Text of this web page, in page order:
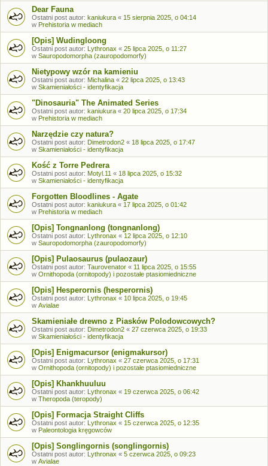
Dear Fauna
Ostatni post autor: kaniukura « 15 sierpnia 2025, o 04:14
w Prehistoria w mediach
[Opis] Wudingloong
Ostatni post autor: Lythronax « 25 lipca 2025, o 11:27
w Sauropodomorpha (zauropodomorfy)
Nietypowy wzór na kamieniu
Ostatni post autor: Michalina « 22 lipca 2025, o 13:43
w Skamieniałości - identyfikacja
"Dinosauria" The Animated Series
Ostatni post autor: kaniukura « 20 lipca 2025, o 17:34
w Prehistoria w mediach
Narzędzie czy natura?
Ostatni post autor: Dimetrodon2 « 18 lipca 2025, o 17:47
w Skamieniałości - identyfikacja
Kość z Torre Pedrera
Ostatni post autor: Motyl.11 « 18 lipca 2025, o 15:32
w Skamieniałości - identyfikacja
Forgotten Bloodlines - Agate
Ostatni post autor: kaniukura « 17 lipca 2025, o 01:42
w Prehistoria w mediach
[Opis] Tongnanlong (tongnanlong)
Ostatni post autor: Lythronax « 12 lipca 2025, o 12:10
w Sauropodomorpha (zauropodomorfy)
[Opis] Pulaosaurus (pulaozaur)
Ostatni post autor: Taurovenator « 11 lipca 2025, o 15:55
w Ornithopoda (ornitopody) i pozostałe ptasiomiedniczne
[Opis] Hesperornis (hesperornis)
Ostatni post autor: Lythronax « 10 lipca 2025, o 19:45
w Avialae
Skamieniałe drewno z Piasków Polodowcowych?
Ostatni post autor: Dimetrodon2 « 27 czerwca 2025, o 19:33
w Skamieniałości - identyfikacja
[Opis] Enigmacursor (enigmakursor)
Ostatni post autor: Lythronax « 27 czerwca 2025, o 17:31
w Ornithopoda (ornitopody) i pozostałe ptasiomiedniczne
[Opis] Khankhuuluu
Ostatni post autor: Lythronax « 19 czerwca 2025, o 06:42
w Theropoda (teropody)
[Opis] Formacja Straight Cliffs
Ostatni post autor: Lythronax « 15 czerwca 2025, o 12:35
w Paleontologia kręgowców
[Opis] Songlingornis (songlingornis)
Ostatni post autor: Lythronax « 5 czerwca 2025, o 09:23
w Avialae